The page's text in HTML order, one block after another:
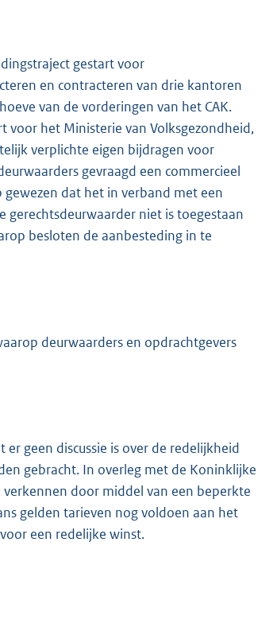
gestart voor
en contracteren van drie kantoren
van de vorderingen van het CAK.
voor het Ministerie van Volksgezondheid,
verplichte eigen bijdragen voor
gevraagd een commercieel
gewezen dat het in verband met een
niet is toegestaan
besloten de aanbesteding in te
deurwaarders en opdrachtgevers
geen discussie is over de redelijkheid
gebracht. In overleg met de Koninklijke
door middel van een beperkte
gelden tarieven nog voldoen aan het
een redelijke winst.